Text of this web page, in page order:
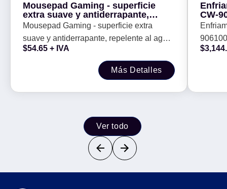
Mousepad Gaming - superficie
extra suave y antiderrapante,
repelente al agua, bordes cocidos,
resistente, 31x40 cms, negro,
BROBOTIX 6007082
Mousepad Gaming - superficie extra
suave y antiderrapante, repelente al agua,
bordes cocidos, resistente, 31x40 cms,
negro, BROBOTIX 6007082
$54.65 + IVA
Más Detalles
CW-
$
Ver todo